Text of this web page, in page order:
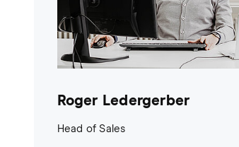
Roger Ledergerber
Head of Sales